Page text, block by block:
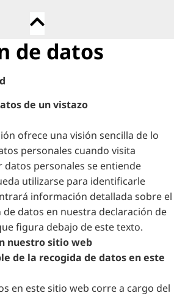
de datos
de un vistazo
ofrece una visión sencilla de lo
personales cuando visita
personales se entiende
utilizarse para identificarle
información detallada sobre el
datos en nuestra declaración de
figura debajo de este texto.
nuestro sitio web
de la recogida de datos en este
en este sitio web corre a cargo del